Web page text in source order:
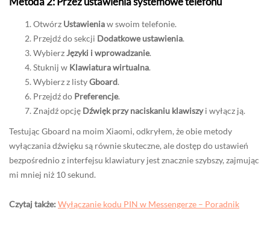
Otwórz Ustawieniaw swoim telefonie.
Przejdź do sekcji Dodatkowe ustawienia.
WybierzJęzyki i wprowadzanie.
Stuknij w Klawiatura wirtualna.
Wybierz z listyGboard.
Przejdź do Preferencje.
Znajdź opcję Dźwięk przy naciskaniu klawiszyi wyłącz ją.
Testując Gboard na moim Xiaomi, odkryłem, że obie metody
wyłączania dźwięku są równie skuteczne, ale dostęp do ustawień
bezpośrednio z interfejsu klawiatury jest znacznie szybszy, zajmując
mi mniej niż 10 sekund.
Czytaj także: Wyłączanie kodu PIN w Messengerze – Poradnik